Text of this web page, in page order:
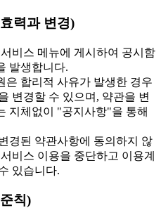
력과 변경)
비스 메뉴에 게시하여 공시함
발생합니다.
합리적 사유가 발생한 경우
변경할 수 있으며, 약관을 변
지체없이 "공지사항"을 통해
경된 약관사항에 동의하지 않
비스 이용을 중단하고 이용계
있습니다.
칙)